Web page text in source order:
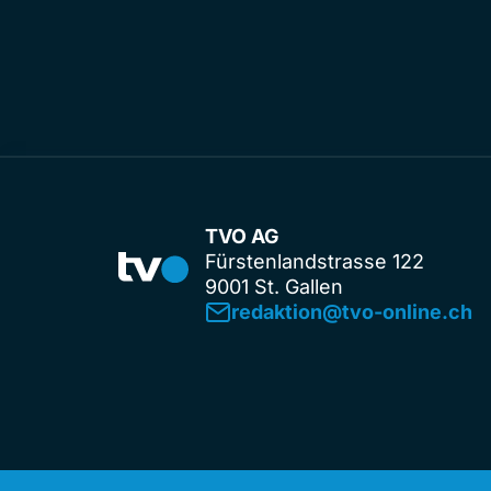
TVO AG
Fürstenlandstrasse 122
9001 St. Gallen
redaktion@tvo-online.ch